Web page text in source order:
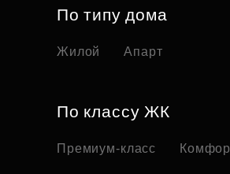
По типу дома
Жилой Апарт
По классу ЖК
Премиум-класс